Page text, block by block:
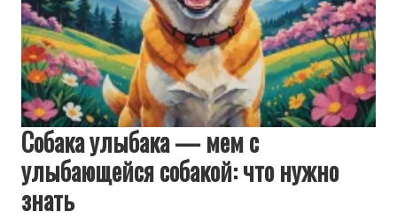
Собака улыбака — мем с
улыбающейся собакой: что нужно
знать